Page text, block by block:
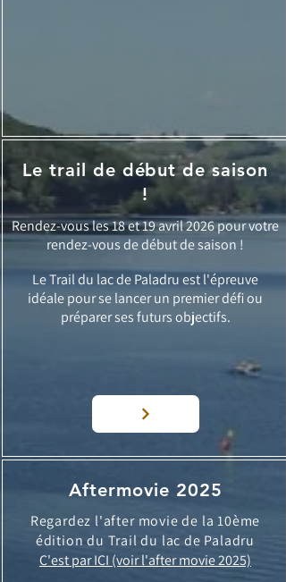
Le trail de début de saison
!
Rendez-vous les 18 et 19 avril 2026 pour votre
rendez-vous de début de saison !
Le Trail du lac de Paladru est l'épreuve
idéalepour se lancer un premier défi ou
préparer ses futurs objectifs.
Aftermovie 2025
Regardez l'aftermovie de la 10ème
édition du Trail du lac de Paladru
C'est par ICI (voir l'after movie 2025)